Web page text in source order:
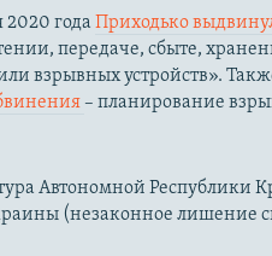
2020 годаПриходько
передаче, сбыте,
взрывных устройств​».
– планирование
Автономной Республики
(незаконное лишение